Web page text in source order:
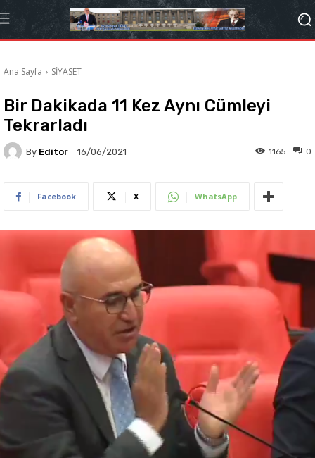
Ana Sayfa SİYASET
Bir Dakikada 11 Kez Aynı Cümleyi
Tekrarladı
By Editor 16/06/2021 0
1165
Facebook X WhatsApp